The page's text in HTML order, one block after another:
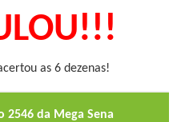
as 6 dezenas!
2546 da Mega Sena